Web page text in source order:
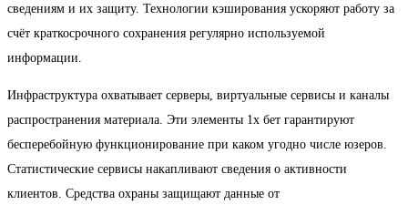
сведениям и их защиту. Технологии кэширования ускоряют работу за
счёт краткосрочного сохранения регулярно используемой
информации.
Инфраструктура охватывает серверы, виртуальные сервисы и каналы
распространения материала. Эти элементы 1х бет гарантируют
бесперебойную функционирование при каком угодно числе юзеров.
Статистические сервисы накапливают сведения о активности
клиентов. Средства охраны защищают данные от